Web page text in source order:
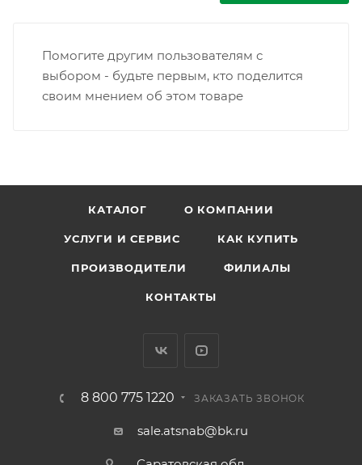
Помогите другим пользователям с
выбором - будьте первым, кто поделится
своим мнением об этом товаре
КАТАЛОГ О КОМПАНИИ
УСЛУГИ И СЕРВИС КАК КУПИТЬ
ПРОИЗВОДИТЕЛИ ФИЛИАЛЫ
КОНТАКТЫ
8 800 775 1220 ЗАКАЗАТЬ ЗВОНОК
sale.atsnab@bk.ru